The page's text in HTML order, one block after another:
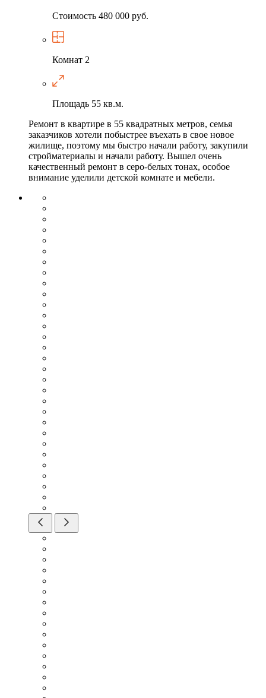
Стоимость 480 000 руб.
Комнат 2
Площадь 55 кв.м.
Ремонт в квартире в 55 квадратных метров, семья
заказчиков хотели побыстрее въехать в свое новое
жилище, поэтому мы быстро начали работу, закупили
стройматериалы и начали работу. Вышел очень
качественный ремонт в серо-белых тонах, особое
внимание уделили детской комнате и мебели.